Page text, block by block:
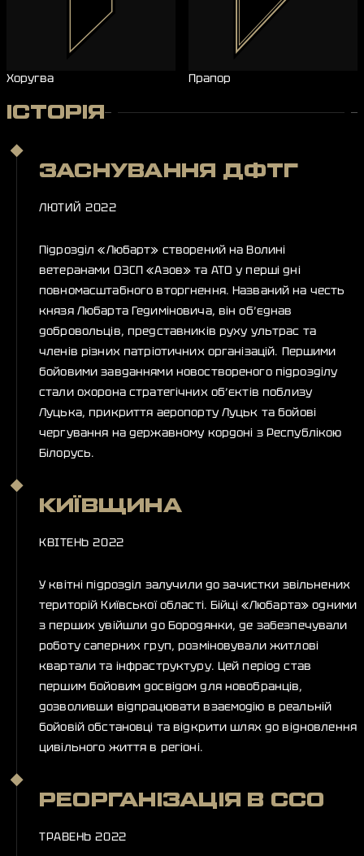
Хоругва Прапор
ІСТОРІЯ
ЗАСНУВАННЯ ДФТГ
ЛЮТИЙ 2022
Підрозділ «Любарт» створений на Волині
ветеранами ОЗСП «Азов» та АТО у перші дні
повномасштабного вторгнення. Названий на честь
князя Любарта Гедиміновича, він об’єднав
добровольців, представників руху ультрас та
членів різних патріотичних організацій. Першими
бойовими завданнями новоствореного підрозділу
стали охорона стратегічних об’єктів поблизу
Луцька, прикриття аеропорту Луцьк та бойові
чергування на державному кордоні з Республікою
Білорусь.
КИЇВЩИНА
КВІТЕНЬ 2022
У квітні підрозділ залучили до зачистки звільнених
територій Київської області. Бійці «Любарта» одними
з перших увійшли до Бородянки, де забезпечували
роботу саперних груп, розміновували житлові
квартали та інфраструктуру. Цей період став
першим бойовим досвідом для новобранців,
дозволивши відпрацювати взаємодію в реальній
бойовій обстановці та відкрити шлях до відновлення
цивільного життя в регіоні.
РЕОРГАНІЗАЦІЯ В ССО
ТРАВЕНЬ 2022